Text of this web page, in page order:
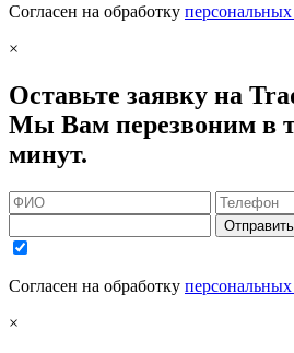
Согласен на обработку
×
Оставьте заявку на
Мы Вам перезвоним в
минут.
Согласен на обработку
×